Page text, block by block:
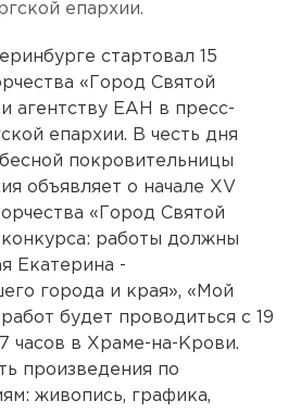
епархии.
стартовал 15
«Город Святой
агентству ЕАН в пресс-
епархии. В честь дня
покровительницы
объявляет о начале XV
«Город Святой
работы должны
Екатерина -
города и края», «Мой
будет проводиться с 19
часов в Храме-на-Крови.
произведения по
живопись, графика,